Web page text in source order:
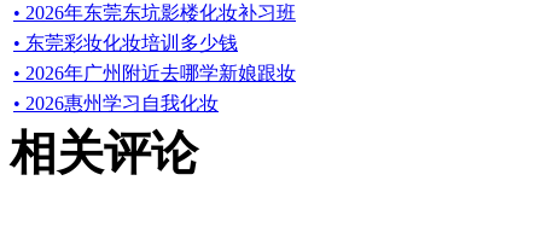
• 2026年东莞东坑影楼化妆补习班
• 东莞彩妆化妆培训多少钱
• 2026年广州附近去哪学新娘跟妆
• 2026惠州学习自我化妆
相关评论